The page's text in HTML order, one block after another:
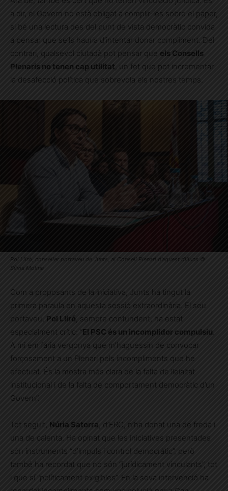
a dir, el Govern no està obligat a complir-les sobre el paper,
si bé una lectura des del punt de vista democràtic convida
a pensar que se’ls hauria d’intentar donar compliment. Del
contrari, qualsevol ciutadà pot pensar que els Consells
Plenaris no tenen cap utilitat, un fet que pot incrementar
la desafecció política que sobrevola els nostres temps.
Pol Lliró, conseller portaveu de Junts, al Consell Plenari d’aquest dilluns ©
Sílvia Molina
Com a proposants de la iniciativa, Junts ha tingut la
primera paraula en aquesta sessió extraordinària. El seu
portaveu,
Pol Lliró, sempre contundent, ha estat
especialment crític: “El PSC és un incomplidor compulsiu
A mi em faria vergonya que m’haguessin de convocar
forçosament a un Plenari pels incompliments que he
efectuat. És la mostra més clara de la falta de lleialtat
institucional i de la falta de comportament democràtic d’un
Govern”.
Tot seguit, Núria Satorra , d’ERC, n’ha donat una de freda i
una de calenta. Ha opinat que les iniciatives presentades
són instruments “d’impuls i control democràtic”, però
també ha recordat que no són “jurídicament vinculants”, tot
i que sí “políticament exigibles”. En la seva intervenció ha